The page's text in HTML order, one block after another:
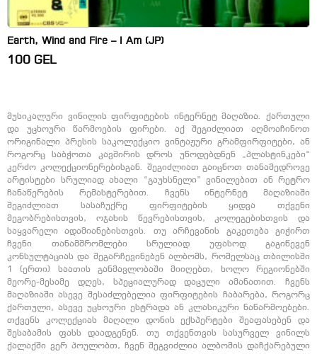
Earth, Wind and Fire – I Am (JP)
100 GEL
მუსიკალური ვინილის ფირფიტების ინტერნეტ მაღაზია. ქართული
და უცხოური წარმოების ფირები. აქ შეგიძლიათ აღმოაჩინოთ
ორიგინალი პრესის საკოლექციო ვინტაჟური გრამფირფიტები, ან
როგორც საბჭოთა კავშირის დროს უწოდებდნენ „პლასტინკები“
კერძო კოლექციონერებისგან. შეგიძლიათ გაიცნოთ თანამედროვე
არტისტები სრულიად ახალი “გაუხსნელი” ვინილებით ან რეტრო
ჩანაწერების რემასტერებით. ჩვენს ინტერნეტ მაღაზიაში
შეგიძლიათ სასაჩუქრე ფირფიტების ყიდვა თქვენი
მეგობრებისთვის, ოჯახის წევრებისთვის, კოლეგებისთვის და
საყვარელი ადამიანებისთვის. თუ არჩევანის გაკეთება გიჭირთ
ჩვენი თანამშრომლები სრულიად უფასოდ გაგიწევენ
კონსულტაციას და შეგარჩევინებენ ალბომს, რომელსაც თბილისში
1 (ერთი) საათის განმავლობაში მიიღებთ, ხოლო რეგიონებში
მეორე-მესამე დღეს, სპეციალურად დაცული ამანათით. ჩვენს
მაღაზიაში ასევე შესაძლებელია ფირფიტების ჩაბარება, როგორც
ქართული, ასევე უცხოური ესტრადა ან კლასიკური ნაწარმოებები.
თქვენს კოლექციას მაღალი დონის ექსპერტები შეაფასებენ და
შესაბამის ფასს დაადგენენ. თუ თქვენთვის სასურველ ვინილს
ქალაქში ვერ პოულობთ, ჩვენ შეგვიძლია ალბომის დაჩქარებული